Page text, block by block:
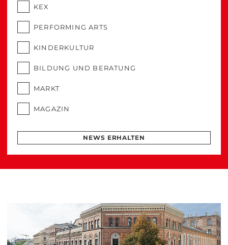
KEX
PERFORMING ARTS
KINDERKULTUR
BILDUNG UND BERATUNG
MARKT
MAGAZIN
NEWS ERHALTEN